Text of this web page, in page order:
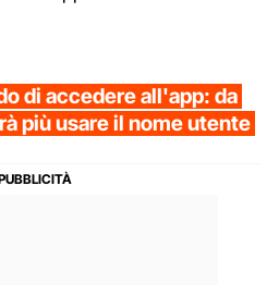
di accedere all'app: da
più usare il nome utente